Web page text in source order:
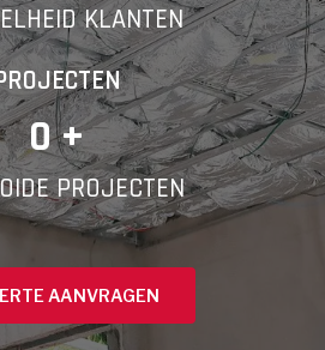
KLANTEN
0 +
PROJECTEN
AANVRAGEN